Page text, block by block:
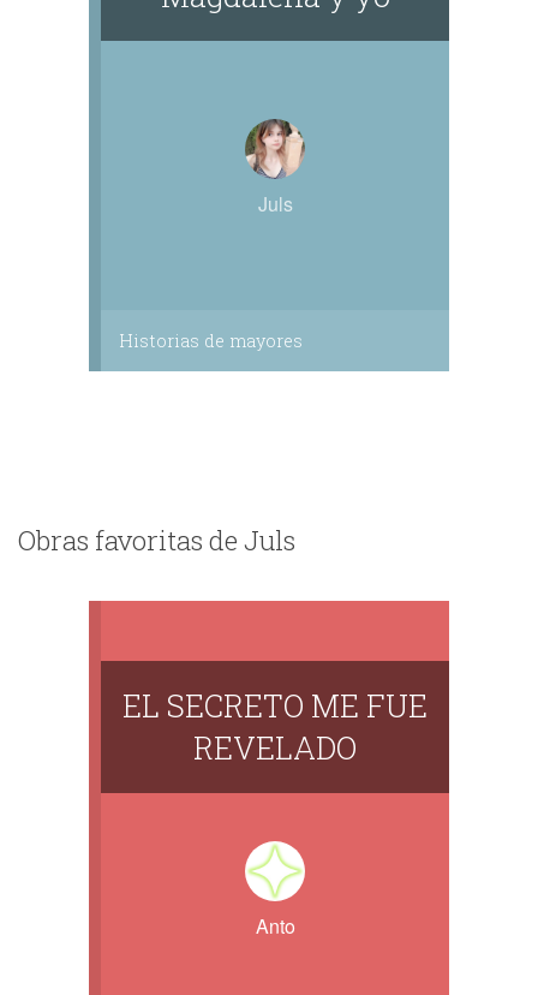
Juls
Historias de mayores
Obras favoritas de Juls
EL SECRETO ME FUE
REVELADO
Anto